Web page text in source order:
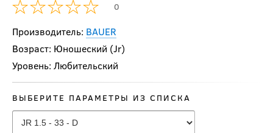
0
Производитель: BAUER
Возраст: Юношеский (Jr)
Уровень: Любительский
ВЫБЕРИТЕ ПАРАМЕТРЫ ИЗ СПИСКА